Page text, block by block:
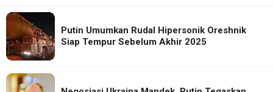
Putin Umumkan Rudal Hipersonik Oreshnik
Siap Tempur Sebelum Akhir 2025